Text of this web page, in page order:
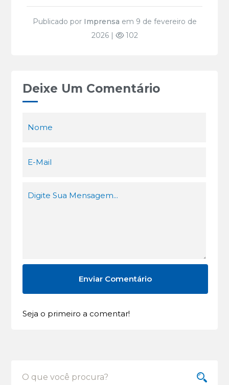
Publicado por Imprensa em 9 de fevereiro de
2026 |
102
Deixe Um Comentário
Seja o primeiro a comentar!